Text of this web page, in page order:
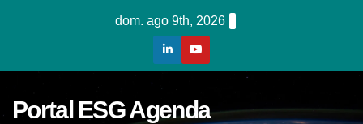
dom. ago 9th, 2026
Portal ESG Agenda